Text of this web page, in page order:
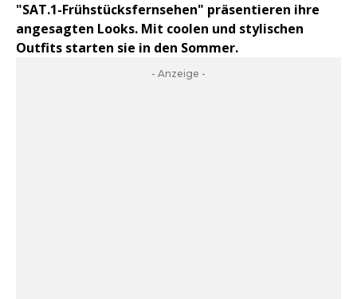
"SAT.1-Frühstücksfernsehen" präsentieren ihre
angesagten Looks. Mit coolen und stylischen
Outfits starten sie in den Sommer.
- Anzeige -